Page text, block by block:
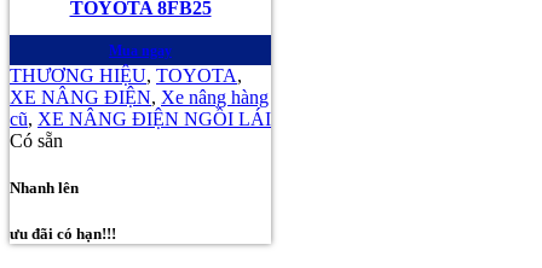
TOYOTA 8FB25
Mua ngay
THƯƠNG HIỆU, TOYOTA,
XE NÂNG ĐIỆN, Xe nâng hàng
cũ, XE NÂNG ĐIỆN NGỒI LÁI
Có sẵn
Nhanh lên
ưu đãi có hạn!!!